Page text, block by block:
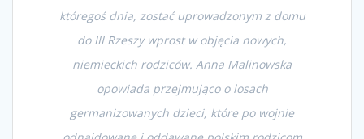
któregoś dnia, zostać uprowadzonym z domu
do III Rzeszy wprost w objęcia nowych,
niemieckich rodziców. Anna Malinowska
opowiada przejmująco o losach
germanizowanych dzieci, które po wojnie